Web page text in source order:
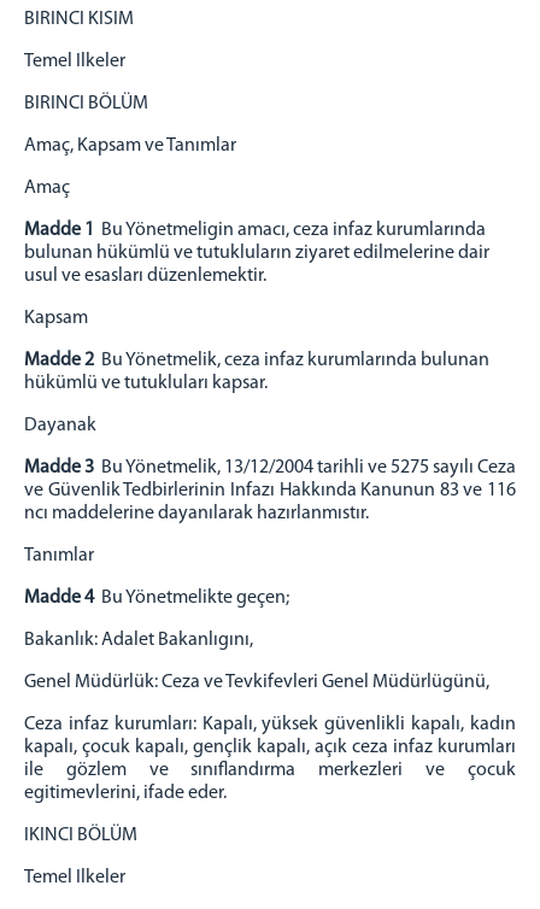
EŞYA YÖNETMELİĞİ
İLETİŞİM
BIRINCI KISIM
Temel Ilkeler
BIRINCI BÖLÜM
Amaç, Kapsam ve Tanımlar
Amaç
Madde 1
Bu Yönetmeligin amacı, ceza infaz kurumlarında
bulunan hükümlü ve tutukluların ziyaretedilmelerine dair
usul ve esasları düzenlemektir.
Kapsam
Madde 2 Bu Yönetmelik, ceza infaz kurumlarında bulunan
hükümlü ve tutukluları kapsar.
Dayanak
Madde 3 Bu Yönetmelik, 13/12/2004 tarihli ve 5275 sayılı Ceza
ve Güvenlik Tedbirlerinin Infazı Hakkında Kanunun 83 ve 116
ncı maddelerine dayanılarak hazırlanmıstır.
Tanımlar
Madde 4Bu Yönetmelikte geçen;
Bakanlık: Adalet Bakanlıgını,
Genel Müdürlük: Ceza ve Tevkifevleri Genel Müdürlügünü,
Ceza infaz kurumları: Kapalı, yüksek güvenlikli kapalı, kadın
kapalı, çocuk kapalı, gençlik kapalı, açık ceza infaz kurumları
ile gözlem ve sınıflandırma merkezleri ve çocuk
egitimevlerini, ifade eder.
IKINCI BÖLÜM
Temel Ilkeler